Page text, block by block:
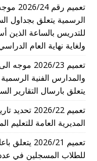
الرسمية يتعلق بجداول
ولغاية نهاية العام الدراسي 2025-2026 ومن ضمنها التدريب
تعميم
والمدارس الفنية الرسمية
يتعلق بارسال التقارير
تعميم 2026/
المديرية العامة للتعليم المهني
تعميم
للطلاب المسجلين في